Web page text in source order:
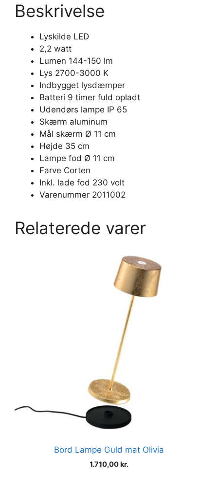
Beskrivelse
Lyskilde LED
2,2 watt
Lumen 144-150 lm
Lys 2700-3000 K
Indbygget lysdæmper
Batteri 9 timer fuld opladt
Udendørs lampe IP 65
Skærm aluminum
Mål skærm Ø 11 cm
Højde 35 cm
Lampe fod Ø 11 cm
Farve Corten
Inkl. lade fod 230 volt
Varenummer 2011002
Relaterede varer
Bord Lampe Guld mat Olivia
1.710,00kr.